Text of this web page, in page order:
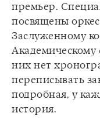
премьер.
посвящены
Заслуженному
Академическому
них нет
переписывать
подробная, у